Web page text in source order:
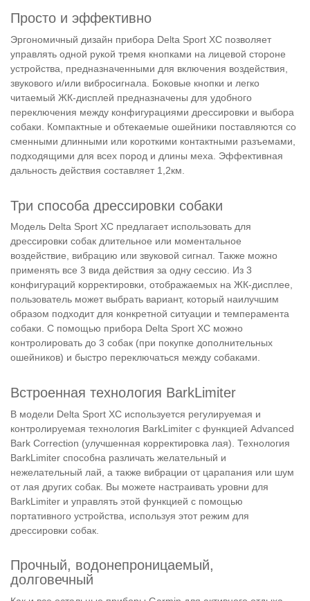
Просто и эффективно
Эргономичный дизайн прибора Delta Sport XC позволяет
управлять одной рукой тремя кнопками на лицевой стороне
устройства, предназначенными для включения воздействия,
звукового и/или вибросигнала. Боковые кнопки и легко
читаемый ЖК-дисплей предназначены для удобного
переключения между конфигурациями дрессировки и выбора
собаки. Компактные и обтекаемые ошейники поставляются со
сменными длинными или короткими контактными разъемами,
подходящими для всех пород и длины меха. Эффективная
дальность действия составляет 1,2км.
Три способа дрессировки собаки
Модель Delta Sport XC предлагает использовать для
дрессировки собак длительное или моментальное
воздействие, вибрацию или звуковой сигнал. Также можно
применять все 3 вида действия за одну сессию. Из 3
конфигураций корректировки, отображаемых на ЖК-дисплее,
пользователь может выбрать вариант, который наилучшим
образом подходит для конкретной ситуации и темперамента
собаки. С помощью прибора Delta Sport XC можно
контролировать до 3 собак (при покупке дополнительных
ошейников) и быстро переключаться между собаками.
Встроенная технология BarkLimiter
В модели Delta Sport XC используется регулируемая и
контролируемая технология BarkLimiter с функцией Advanced
Bark Correction (улучшенная корректировка лая). Технология
BarkLimiter способна различать желательный и
нежелательный лай, а также вибрации от царапания или шум
от лая других собак. Вы можете настраивать уровни для
BarkLimiter и управлять этой функцией с помощью
портативного устройства, используя этот режим для
дрессировки собак.
Прочный, водонепроницаемый,
долговечный